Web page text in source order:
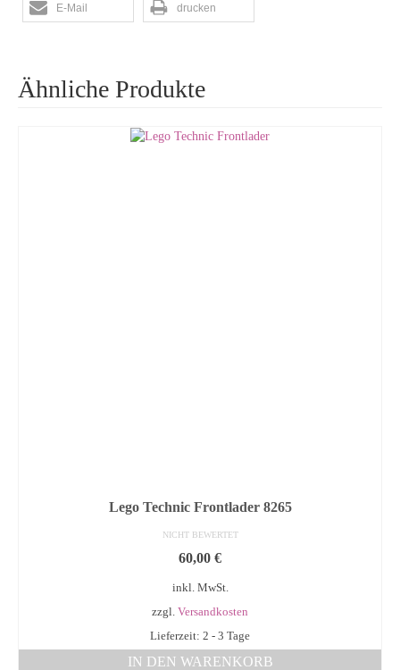
E-Mail drucken
Ähnliche Produkte
Lego Technic Frontlader 8265
NICHT BEWERTET
60,00 €
inkl. MwSt.
zzgl. Versandkosten
Lieferzeit: 2 - 3 Tage
IN DEN WARENKORB